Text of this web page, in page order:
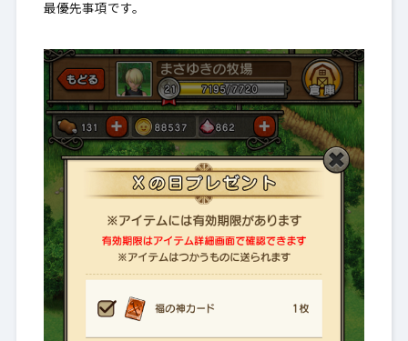
最優先事項です。